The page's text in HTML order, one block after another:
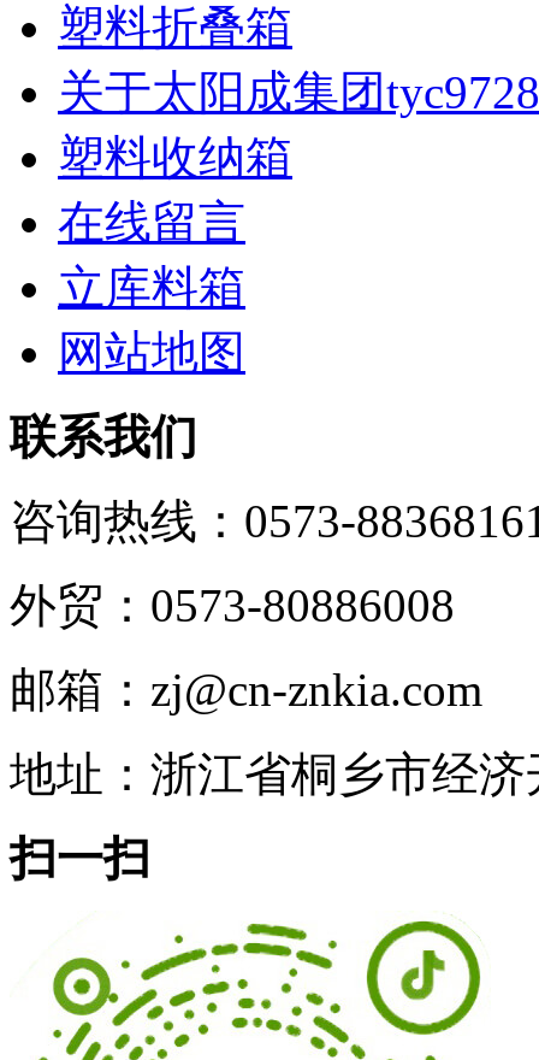
塑料折叠箱
关于太阳成集团tyc9728
塑料收纳箱
在线留言
立库料箱
网站地图
联系我们
咨询热线：0573-
外贸：0573-80886008
邮箱：zj@cn-znkia.com
地址：浙江省桐乡市经
扫一扫